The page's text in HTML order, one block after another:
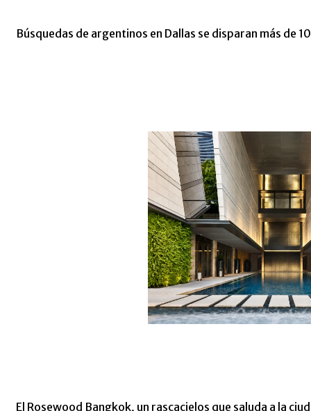
Búsquedas de argentinos en Dallas se disparan más de
El Rosewood Bangkok, un rascacielos que saluda a la